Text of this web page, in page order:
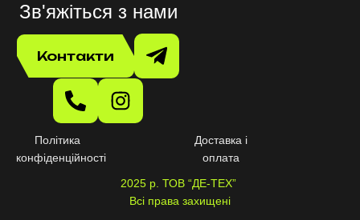
Зв'яжіться з нами
Контакти
Політика
конфіденційності
Доставка і
оплата
2025 р. ТОВ “ДЕ-ТЕХ”
Всі права захищені